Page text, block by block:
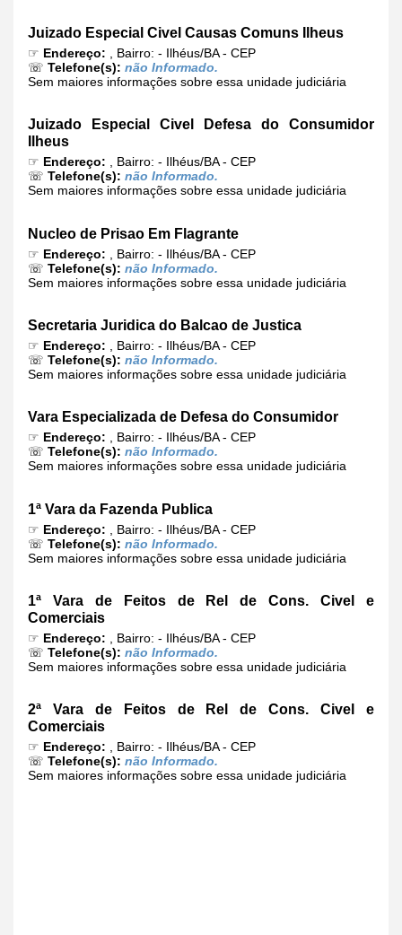
Juizado Especial Civel Causas Comuns Ilheus
☞ Endereço: , Bairro: - Ilhéus/BA - CEP
☏ Telefone(s): não Informado.
Sem maiores informações sobre essa unidade judiciária
Juizado Especial Civel Defesa do Consumidor
Ilheus
☞ Endereço: , Bairro: - Ilhéus/BA - CEP
☏ Telefone(s): não Informado.
Sem maiores informações sobre essa unidade judiciária
Nucleo de Prisao Em Flagrante
☞ Endereço: , Bairro: - Ilhéus/BA - CEP
☏ Telefone(s): não Informado.
Sem maiores informações sobre essa unidade judiciária
Secretaria Juridica do Balcao de Justica
☞ Endereço: , Bairro: - Ilhéus/BA - CEP
☏ Telefone(s): não Informado.
Sem maiores informações sobre essa unidade judiciária
Vara Especializada de Defesa do Consumidor
☞ Endereço: , Bairro: - Ilhéus/BA - CEP
☏ Telefone(s): não Informado.
Sem maiores informações sobre essa unidade judiciária
1ª Vara da Fazenda Publica
☞ Endereço: , Bairro: - Ilhéus/BA - CEP
☏ Telefone(s): não Informado.
Sem maiores informações sobre essa unidade judiciária
1ª Vara de Feitos de Rel de Cons. Civel e
Comerciais
☞ Endereço: , Bairro: - Ilhéus/BA - CEP
☏ Telefone(s): não Informado.
Sem maiores informações sobre essa unidade judiciária
2ª Vara de Feitos de Rel de Cons. Civel e
Comerciais
☞ Endereço: , Bairro: - Ilhéus/BA - CEP
☏ Telefone(s): não Informado.
Sem maiores informações sobre essa unidade judiciária